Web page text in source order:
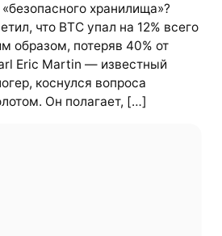
хранилища»?
что BTC упал на 12% всего
образом, потеряв 40% от
Eric Martin — известный
коснулся вопроса
Он полагает, […]